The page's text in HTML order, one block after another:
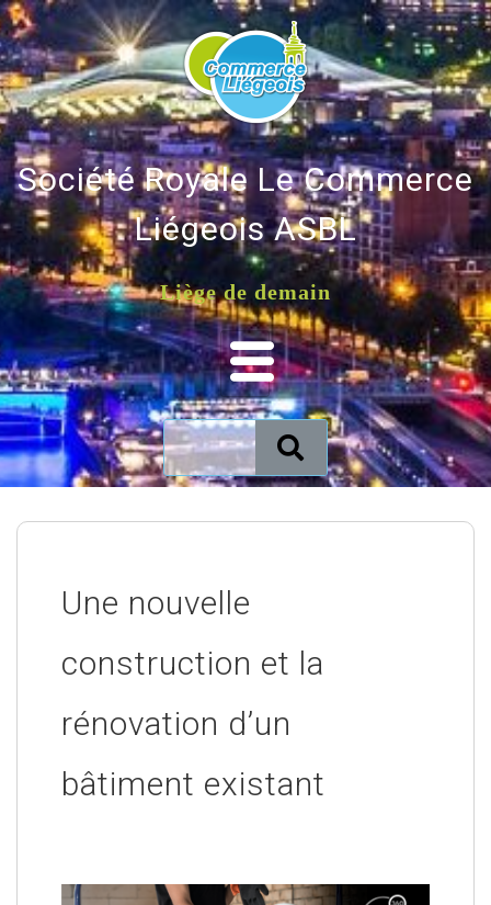
Société Royale Le Commerce
Liégeois ASBL
Liège de demain
Une nouvelle
construction et la
rénovation d’un
bâtiment existant